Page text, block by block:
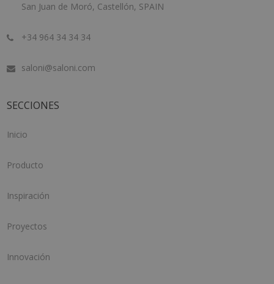
San Juan de Moró, Castellón, SPAIN
+34 964 34 34 34
saloni@saloni.com
SECCIONES
Inicio
Producto
Inspiración
Proyectos
Innovación